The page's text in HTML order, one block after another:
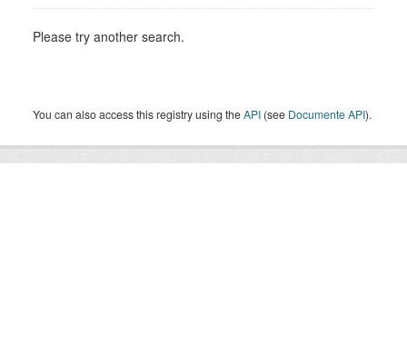
Please try another search.
You can also access this registry using theAPI (see Documente API).